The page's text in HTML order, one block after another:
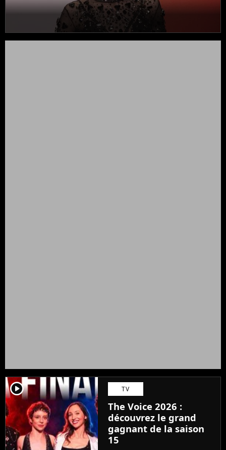
player2 TV
The Voice 2026 :
découvrez le grand
gagnant de la saison
15